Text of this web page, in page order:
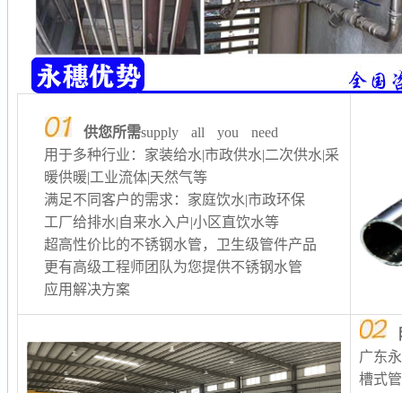
供您所需supply all you need
用于多种行业：家装给水|市政供水|二次供水|采
暖供暖|工业流体|天然气等
满足不同客户的需求：家庭饮水|市政环保
工厂给排水|自来水入户|小区直饮水等
超高性价比的不锈钢水管，卫生级管件产品
更有高级工程师团队为您提供不锈钢水管
应用解决方案
广东
槽式